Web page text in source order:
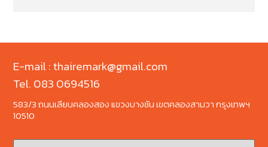
E-mail : thairemark@gmail.com
Tel. 083 0694516
583/3 ถนนเลียบคลองสอง แขวงบางชัน เขตคลองสามวา กรุงเทพฯ
10510